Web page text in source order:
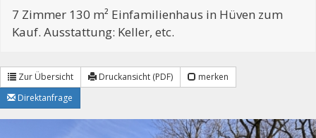
7 Zimmer 130 m² Einfamilienhaus in Hüven zum
Kauf. Ausstattung: Keller, etc.
Zur Übersicht Druckansicht (PDF)
merken
Direktanfrage